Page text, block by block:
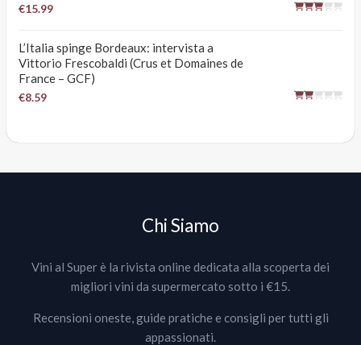
€15.99
L’Italia spinge Bordeaux: intervista a
Vittorio Frescobaldi (Crus et Domaines de
France – GCF)
€8.59
Chi Siamo
Vini al Super è la rivista online dedicata alla scoperta dei
migliori vini da supermercato sotto i €15.
Recensioni oneste, guide pratiche e consigli per tutti gli
appassionati.